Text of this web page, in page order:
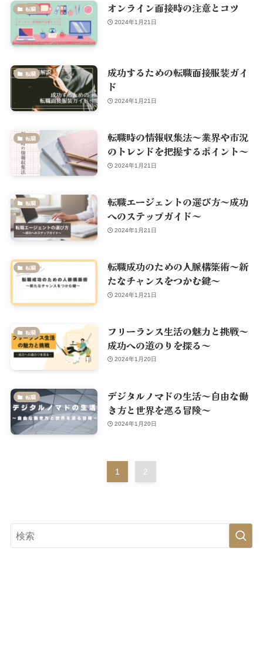
転職 オンライン面接時の注意とコツ
2024年1月21日
転職
成功するための転職面接服装ガイ
ド
2024年1月21日
転職
転職時の情報収集法～業界や市況
のトレンドを把握するポイント～
2024年1月21日
転職
転職エージェントの選び方～成功
へのステップガイド～
2024年1月21日
転職
転職成功のための人脈構築術～新
たなチャンスをつかむ鍵～
2024年1月21日
転職
フリーランス生活の魅力と挑戦～
成功への道のりを探る～
2024年1月20日
転職
デジタルノマドの生活～自由な働
き方と世界を巡る冒険～
2024年1月20日
1 2